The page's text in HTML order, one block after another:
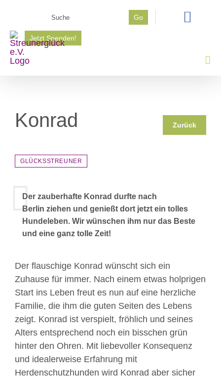
springen
Go
Jetzt Spenden!
Konrad Zurück
GLÜCKSSTREUNER
Der zauberhafte Konrad durfte nach
Berlin ziehen und genießt dort jetzt ein tolles
Hundeleben. Wir wünschen ihm nur das Beste
und eine ganz tolle Zeit!
Der flauschige Konrad wünscht sich ein
Zuhause für immer. Nach einem etwas holprigen
Start ins Leben freut es nun auf eine herzliche
Familie, die ihm die guten Seiten des Lebens
zeigt. Konrad ist verspielt, fröhlich und seines
Alters entsprechend noch ein bisschen grün
hinter den Ohren. Mit liebevoller Konsequenz
und idealerweise Erfahrung mit
Herdenschutzhunden wird Konrad aber sicher